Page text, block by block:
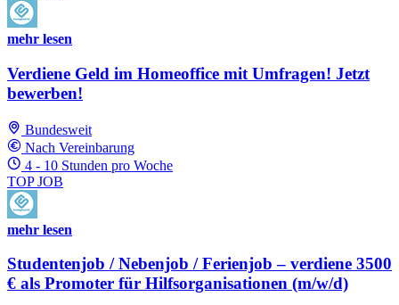
mehr lesen
Verdiene Geld im Homeoffice mit Umfragen! Jetzt
bewerben!
Bundesweit
Nach Vereinbarung
4 - 10 Stunden pro Woche
TOP JOB
mehr lesen
Studentenjob / Nebenjob / Ferienjob – verdiene 3500
€ als Promoter für Hilfsorganisationen (m/w/d)